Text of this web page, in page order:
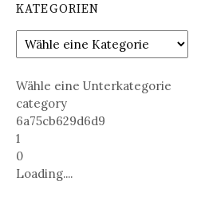
KATEGORIEN
Wähle eine Unterkategorie
category
6a75cb629d6d9
1
0
Loading....